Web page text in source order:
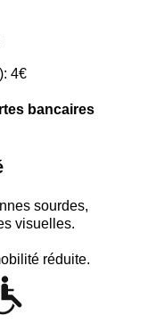
4€
bancaires
sourdes,
visuelles.
réduite.